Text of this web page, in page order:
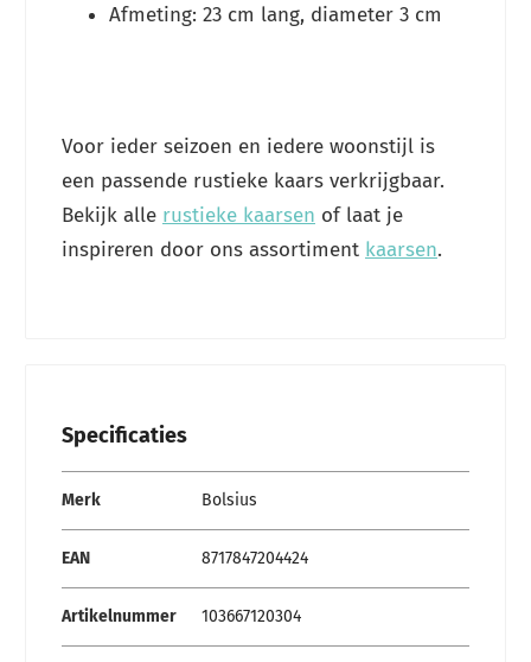
Afmeting: 23 cm lang, diameter 3 cm
Voor ieder seizoen en iedere woonstijl is
een passende rustieke kaars verkrijgbaar.
Bekijk alle rustieke kaarsen of laat je
inspireren door ons assortiment kaarsen.
Specificaties
Merk
Bolsius
EAN 8717847204424
Artikelnummer 103667120304